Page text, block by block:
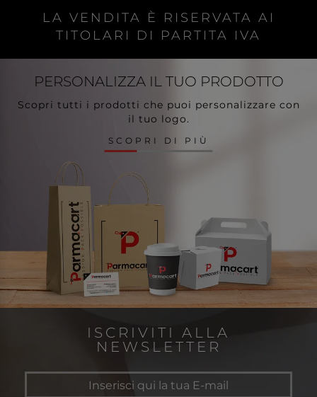
LA VENDITA È RISERVATA AI
TITOLARI DI PARTITA IVA
PERSONALIZZA IL TUO PRODOTTO
Scopri tutti i prodotti che puoi personalizzare con
il tuo logo.
SCOPRI DI PIÙ
ISCRIVITI ALLA
NEWSLETTER